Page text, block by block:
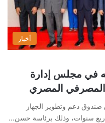
أخبار
في مجلس إدارة
المصرفي المصري
دعم وتطوير الجهاز
سنوات، وذلك برئاسة حسن…